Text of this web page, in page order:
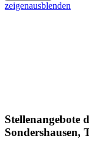
zeigenausblenden
Stellenangebote
Sondershausen,